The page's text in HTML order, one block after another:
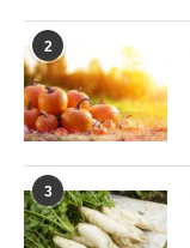
2
3